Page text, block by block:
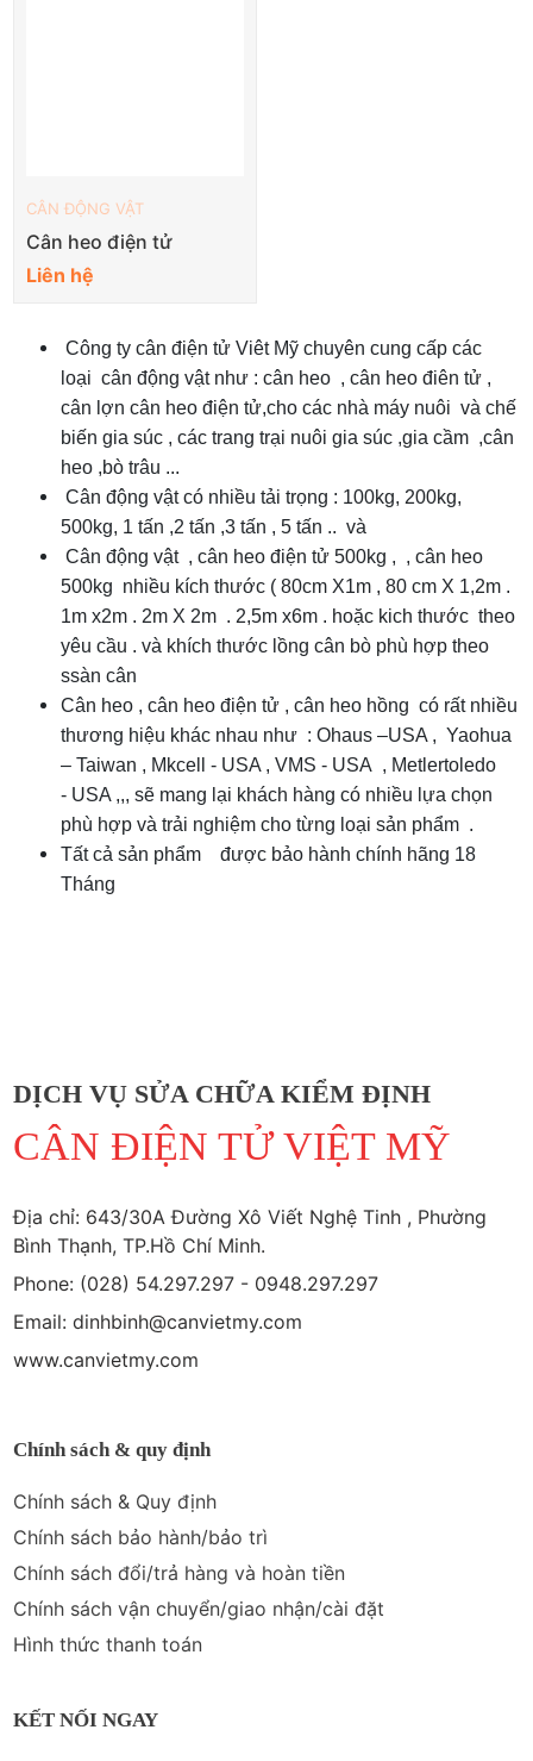
CÂN ĐỘNG VẬT
Cân heo điện tử
Liên hệ
Công ty cân điện tử Viêt Mỹ chuyên cung cấp các
loại cân động vật như : cân heo , cân heo điên tử ,
cân lợn cân heo điện tử,cho các nhà máy nuôi và chế
biến gia súc , các trang trại nuôi gia súc ,gia cầm ,cân
heo ,bò trâu ...
Cân động vật có nhiều tải trọng : 100kg, 200kg,
500kg, 1 tấn ,2 tấn ,3 tấn , 5 tấn .. và
Cân động vật , cân heo điện tử 500kg , , cân heo
500kg nhiều kích thước ( 80cm X1m , 80 cm X 1,2m .
1m x2m . 2m X 2m . 2,5m x6m . hoặc kich thước theo
yêu cầu . và khích thước lồng cân bò phù hợp theo
ssàn cân
Cân heo , cân heo điện tử , cân heo hồng có rất nhiều
thương hiệu khác nhau như : Ohaus –USA , Yaohua
– Taiwan , Mkcell - USA , VMS - USA , Metlertoledo
- USA ,,, sẽ mang lại khách hàng có nhiều lựa chọn
phù hợp và trải nghiệm cho từng loại sản phẩm .
Tất cả sản phẩm được bảo hành chính hãng 18
Tháng
DỊCH VỤ SỬA CHỮA KIỂM ĐỊNH
CÂN ĐIỆN TỬ VIỆT MỸ
Địa chỉ: 643/30A Đường Xô Viết Nghệ Tinh , Phường
Bình Thạnh, TP.Hồ Chí Minh.
Phone: (028) 54.297.297 - 0948.297.297
Email: dinhbinh@canvietmy.com
www.canvietmy.com
Chính sách & quy định
Chính sách & Quy định
Chính sách bảo hành/bảo trì
Chính sách đổi/trả hàng và hoàn tiền
Chính sách vận chuyển/giao nhận/cài đặt
Hình thức thanh toán
KẾT NỐI NGAY